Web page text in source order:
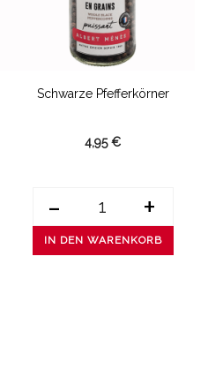
Schwarze Pfefferkörner
4,95 €
- +
IN DEN WARENKORB